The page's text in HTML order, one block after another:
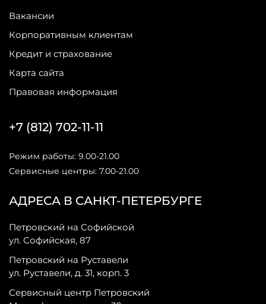
Вакансии
Корпоративным клиентам
Кредит и страхование
Карта сайта
Правовая информация
АДРЕСА В САНКТ-ПЕТЕРБУРГЕ
Петровский на Софийской
ул. Софийская, 87
Петровский на Руставели
ул. Руставели, д. 31, корп. 3
Сервисный центр Петровский
+7 (812) 702-11-11
Режим работы: 9.00-21.00
Сервисные центры: 7.00-21.00